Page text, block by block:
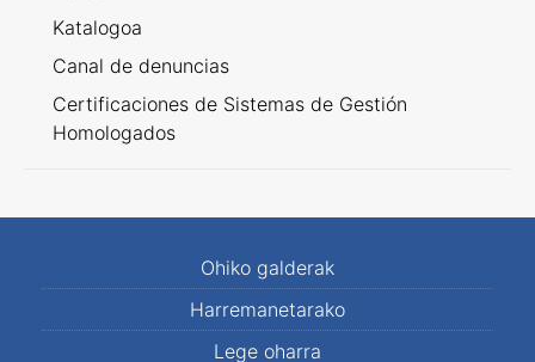
Katalogoa
Canal de denuncias
Certificaciones de Sistemas de Gestión
Homologados
Ohiko galderak
Harremanetarako
Lege oharra